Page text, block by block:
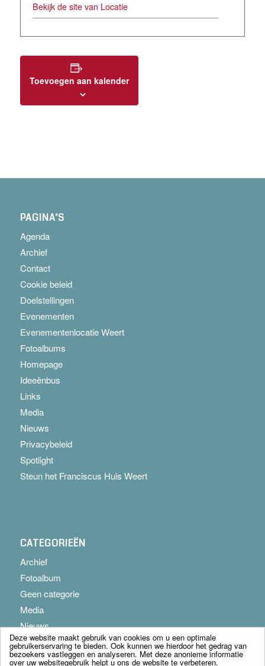
Bekijk de site van Locatie
Toevoegen aan kalender
PAGINA’S
Agenda
Archief
Contact
Cookie beleid
Doelstellingen
Evenementen
Evenementenlocatie Weert
Fotoalbums
Homepage
Ideeënbus
Links
Media
Nieuws
Privacybeleid
Spotlight
Steun het Franciscus Huis Weert
CATEGORIEËN
Archief
Fotoalbum
Geen categorie
Media
Nieuws
Deze website maakt gebruik van cookies om u een optimale
gebruikerservaring te bieden. Ook kunnen we hierdoor het gedrag van
bezoekers vastleggen en analyseren. Met deze anonieme informatie
over uw websitegebruik helpt u ons de website te verbeteren.